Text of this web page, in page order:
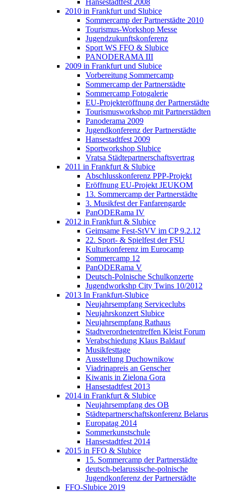
Hansestadtfest 2008
2010 in Frankfurt und Slubice
Sommercamp der Partnerstädte 2010
Tourismus-Workshop Messe
Jugendzukunftskonferenz
Sport WS FFO & Slubice
PANODERAMA III
2009 in Frankfurt und Slubice
Vorbereitung Sommercamp
Sommercamp der Partnerstädte
Sommercamp Fotogalerie
EU-Projekteröffnung der Partnerstädte
Tourismusworkshop mit Partnerstädten
Panoderama 2009
Jugendkonferenz der Partnerstädte
Hansestadtfest 2009
Sportworkshop Slubice
Vratsa Städtepartnerschaftsvertrag
2011 in Frankfurt & Slubice
Abschlusskonferenz PPP-Projekt
Eröffnung EU-Projekt JEUKOM
13. Sommercamp der Partnerstädte
3. Musikfest der Fanfarengarde
PanODERama IV
2012 in Frankfurt & Slubice
Geimsame Fest-StVV im CP 9.2.12
22. Sport- & Spielfest der FSU
Kulturkonferenz im Eurocamp
Sommercamp 12
PanODERama V
Deutsch-Polnische Schulkonzerte
Jugendworkshp City Twins 10/2012
2013 In Frankfurt-Slubice
Neujahrsempfang Serviceclubs
Neujahrskonzert Slubice
Neujahrsempfang Rathaus
Stadtverordnetentreffen Kleist Forum
Verabschiedung Klaus Baldauf
Musikfesttage
Ausstellung Duchownikow
Viadrinapreis an Genscher
Kiwanis in Zielona Gora
Hansestadtfest 2013
2014 in Frankfurt & Slubice
Neujahrsempfang des OB
Städtepartnerschaftskonferenz Belarus
Europatag 2014
Sommerkunstschule
Hansestadtfest 2014
2015 in FFO & Slubice
15. Sommercamp der Partnerstädte
deutsch-belarussische-polnische
Jugendkonferenz der Partnerstädte
FFO-Slubice 2019